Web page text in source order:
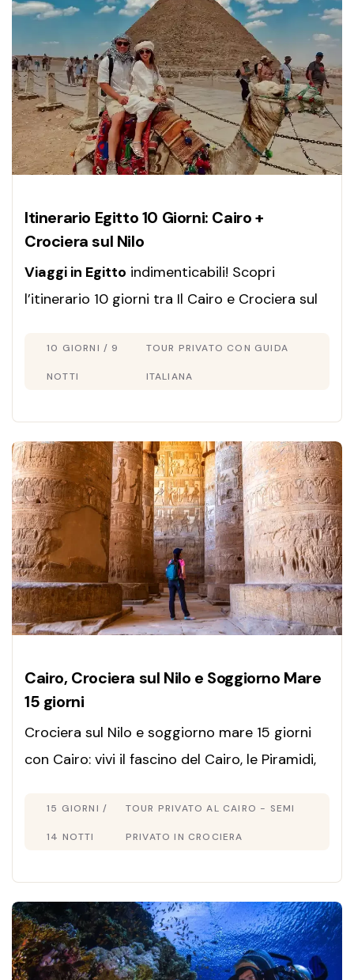
Itinerario Egitto 10 Giorni: Cairo +
Crociera sul Nilo
Viaggi in Egitto indimenticabili! Scopri
l’itinerario 10 giorni tra Il Cairo e Crociera sul
italiano. Prenota ora!
10 GIORNI / 9
NOTTI
TOUR PRIVATO CON GUIDA
ITALIANA
Cairo, Crociera sul Nilo e Soggiorno Mare
15 giorni
Crociera sul Nilo e soggiorno mare 15 giorni
con Cairo: vivi il fascino del Cairo, le Piramidi,
il tour Egitto 15 giorni ideale!
15 GIORNI /
14 NOTTI
TOUR PRIVATO AL CAIRO - SEMI
PRIVATO IN CROCIERA